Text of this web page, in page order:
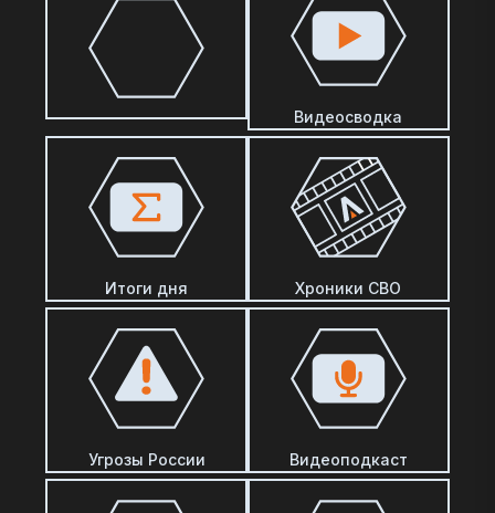
Видеосводка
Итоги дня Хроники СВО
Угрозы России Видеоподкаст